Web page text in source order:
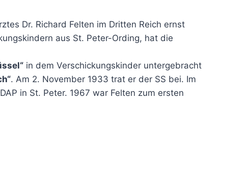
Dr. Richard Felten im Dritten Reich ernst
aus St. Peter-Ording, hat die
in dem Verschickungskinder untergebracht
. Am 2. November 1933 trat er der SS bei. Im
in St. Peter. 1967 war Felten zum ersten